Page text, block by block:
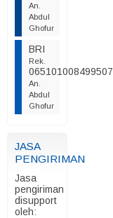
An.
Abdul
Ghofur
BRI
Rek.
065101008499507
An.
Abdul
Ghofur
JASA
PENGIRIMAN
Jasa
pengiriman
disupport
oleh: